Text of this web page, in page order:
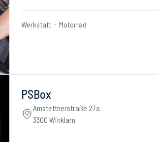
Werkstatt Motorrad
PSBox
Amstettnerstraße 27a
3300 Winklarn